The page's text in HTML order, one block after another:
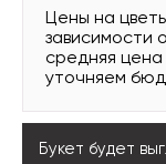
Цены на
зависимости
средняя цена
уточняем
Букет будет